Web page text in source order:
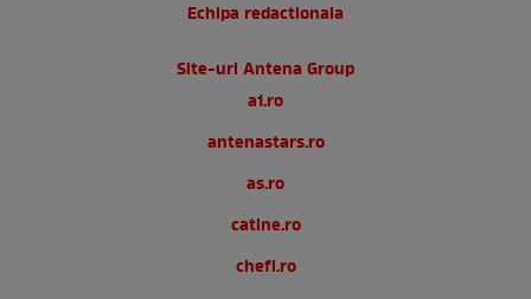
Echipa redactionala
Site-uri Antena Group
a1.ro
antenastars.ro
as.ro
catine.ro
chefi.ro